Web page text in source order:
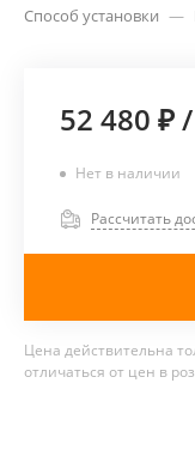
Способ установки —
52 480 ₽/
Нет в наличии
Рассчитать
Цена действительна
отличаться от цен в